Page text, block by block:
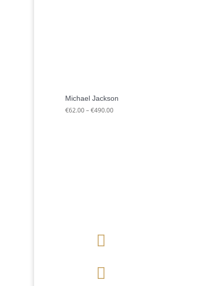
Michael Jackson
€62.00–€490.00Preisspanne:

